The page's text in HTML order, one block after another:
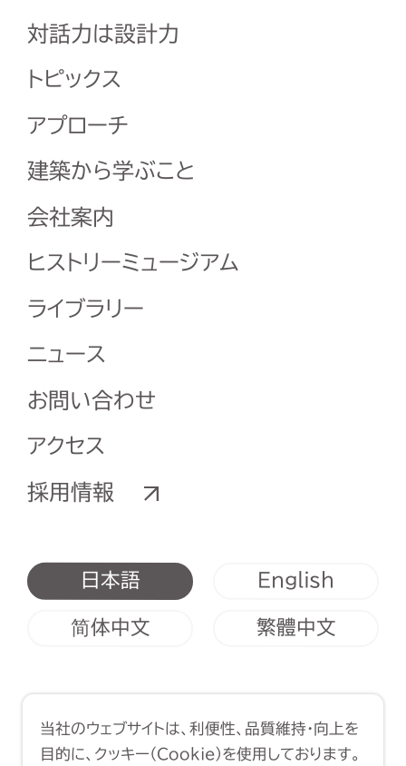
対話力は設計力
トピックス
アプローチ
建築から学ぶこと
会社案内
ヒストリーミュージアム
ライブラリー
ニュース
お問い合わせ
アクセス
採用情報
日本語 English
简体中文 繁體中文
Copyright (C) 1998-2026 Yasui
Architects & Engineers, Inc.
当社のウェブサイトは、利便性、品質維持・向上を
目的に、クッキー（Cookie）を使用しております。